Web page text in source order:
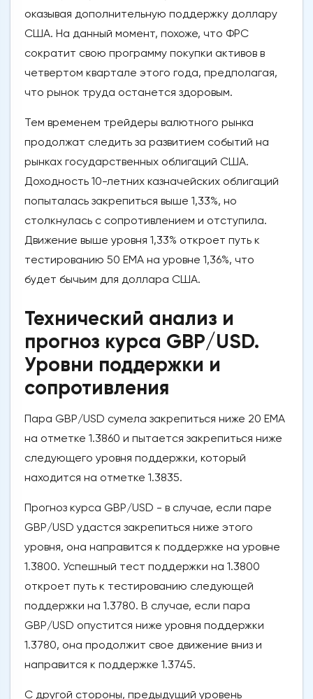
оказывая дополнительную поддержку доллару
США. На данный момент, похоже, что ФРС
сократит свою программу покупки активов в
четвертом квартале этого года, предполагая,
что рынок труда останется здоровым.
Тем временем трейдеры валютного рынка
продолжат следить за развитием событий на
рынках государственных облигаций США.
Доходность 10-летних казначейских облигаций
попыталась закрепиться выше 1,33%, но
столкнулась с сопротивлением и отступила.
Движение выше уровня 1,33% откроет путь к
тестированию 50 EMA на уровне 1,36%, что
будет бычьим для доллара США.
Технический анализ и
прогноз курса GBP/USD.
Уровни поддержки и
сопротивления
Пара GBP/USD сумела закрепиться ниже 20 ЕМА
на отметке 1.3860 и пытается закрепиться ниже
следующего уровня поддержки, который
находится на отметке 1.3835.
Прогноз курса GBP/USD - в случае, если паре
GBP/USD удастся закрепиться ниже этого
уровня, она направится к поддержке на уровне
1.3800. Успешный тест поддержки на 1.3800
откроет путь к тестированию следующей
поддержки на 1.3780. В случае, если пара
GBP/USD опустится ниже уровня поддержки
1.3780, она продолжит свое движение вниз и
направится к поддержке 1.3745.
С другой стороны, предыдущий уровень